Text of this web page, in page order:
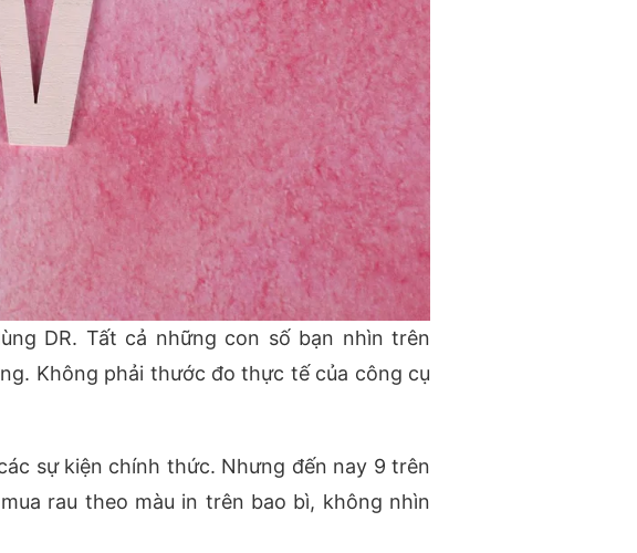
DR. Tất cả những con số bạn nhìn trên
Không phải thước đo thực tế của công cụ
sự kiện chính thức. Nhưng đến nay 9 trên
rau theo màu in trên bao bì, không nhìn